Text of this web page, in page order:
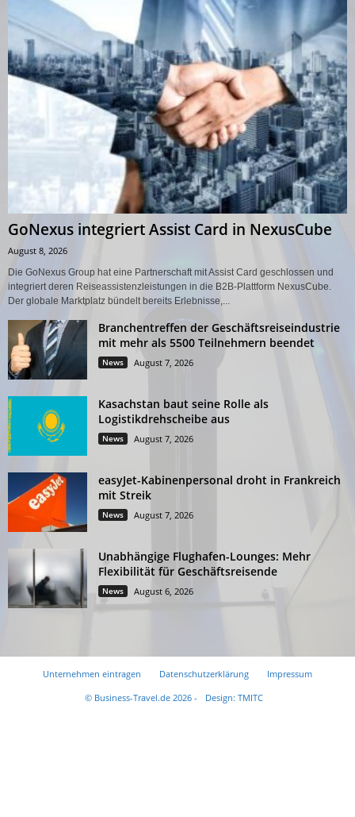
GoNexus integriert Assist Card in NexusCube
August 8, 2026
Die GoNexus Group hat eine Partnerschaft mit Assist Card geschlossen und
integriert deren Reiseassistenzleistungen in die B2B-Plattform NexusCube.
Der globale Marktplatz bündelt bereits Erlebnisse,...
Branchentreffen der Geschäftsreiseindustrie
mit mehr als 5500 Teilnehmern beendet
News August 7, 2026
Kasachstan baut seine Rolle als
Logistikdrehscheibe aus
News August 7, 2026
easyJet-Kabinenpersonal droht in Frankreich
mit Streik
News August 7, 2026
Unabhängige Flughafen-Lounges: Mehr
Flexibilität für Geschäftsreisende
News August 6, 2026
Unternehmen eintragen Datenschutzerklärung
Impressum
© Business-Travel.de 2026 -
Design: TMITC